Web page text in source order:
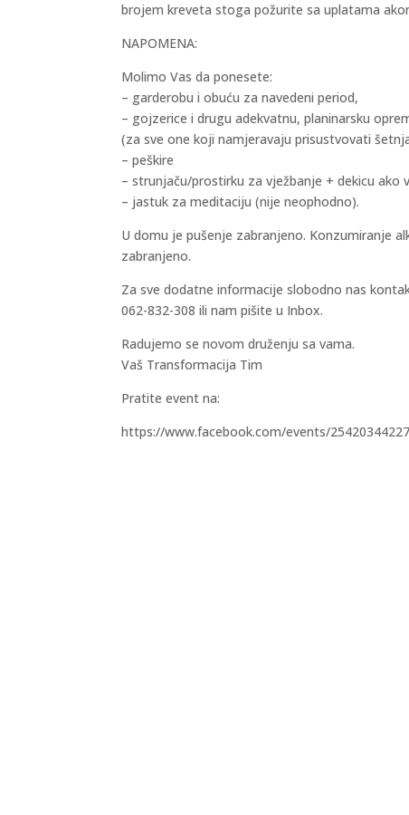
brojem kreveta stoga požurite sa uplatama
NAPOMENA:
Molimo Vas da ponesete:
– garderobu i obuću za navedeni period,
– gojzerice i drugu adekvatnu, planinarsku
(za sve one koji namjeravaju prisustvovati
– peškire
– strunjaču/prostirku za vježbanje + dekicu ako
– jastuk za meditaciju (nije neophodno).
U domu je pušenje zabranjeno. Konzumiranje
zabranjeno.
Za sve dodatne informacije slobodno nas
062-832-308 ili nam pišite u Inbox.
Radujemo se novom druženju sa vama.
Vaš Transformacija Tim
Pratite event na:
https://www.facebook.com/events/